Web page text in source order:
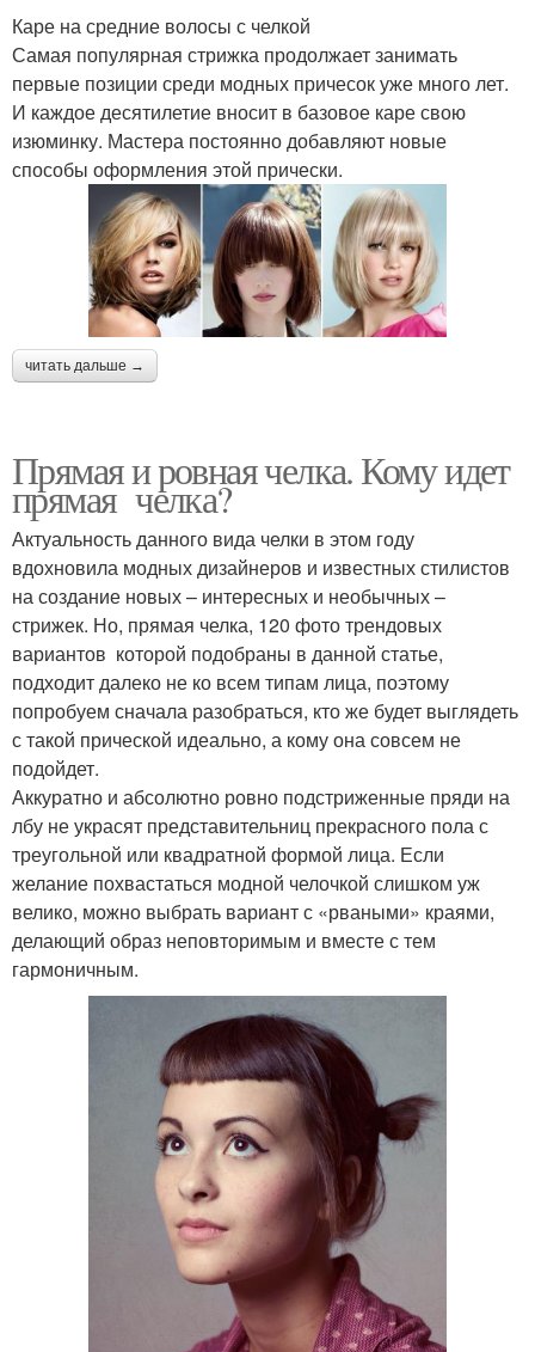
Каре на средние волосы с челкой
Самая популярная стрижка продолжает занимать
первые позиции среди модных причесок уже много лет.
И каждое десятилетие вносит в базовое каре свою
изюминку. Мастера постоянно добавляют новые
способы оформления этой прически.
читать дальше →
Прямая и ровная челка. Кому идет
прямая челка?
Актуальность данного вида челки в этом году
вдохновила модных дизайнеров и известных стилистов
на создание новых – интересных и необычных –
стрижек. Но, прямая челка, 120 фото трендовых
вариантов которой подобраны в данной статье,
подходит далеко не ко всем типам лица, поэтому
попробуем сначала разобраться, кто же будет выглядеть
с такой прической идеально, а кому она совсем не
подойдет.
Аккуратно и абсолютно ровно подстриженные пряди на
лбу не украсят представительниц прекрасного пола с
треугольной или квадратной формой лица. Если
желание похвастаться модной челочкой слишком уж
велико, можно выбрать вариант с «рваными» краями,
делающий образ неповторимым и вместе с тем
гармоничным.